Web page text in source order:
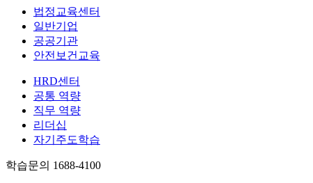
법정교육센터
일반기업
공공기관
안전보건교육
HRD센터
공통 역량
직무 역량
리더십
자기주도학습
학습문의 1688-4100